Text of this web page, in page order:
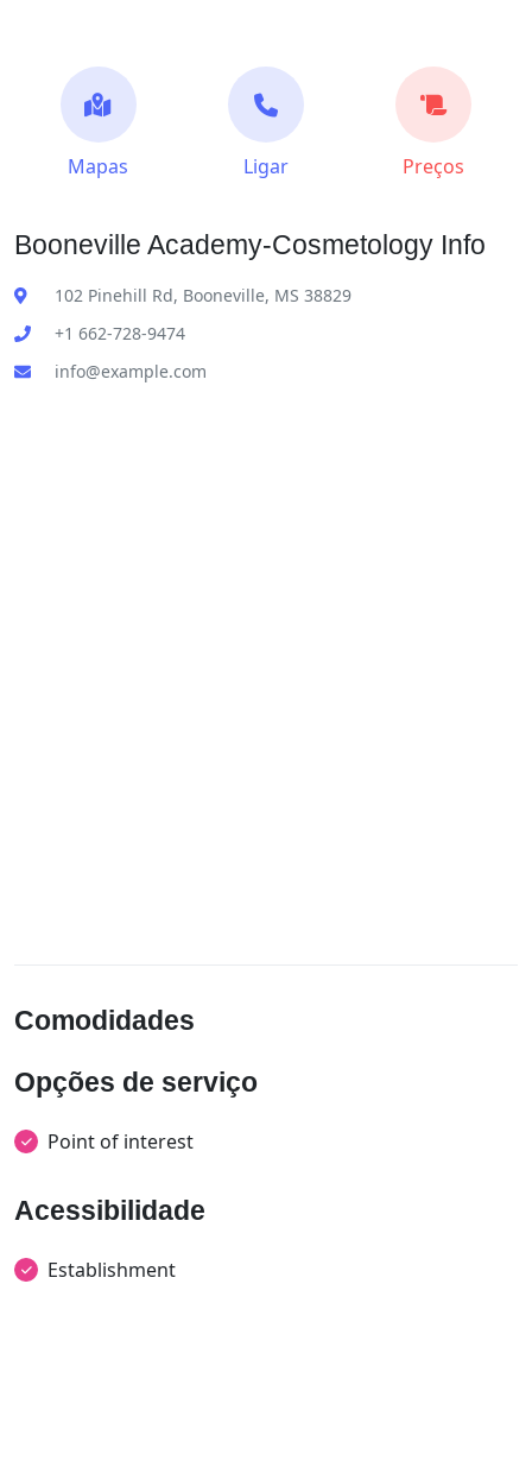
Mapas Ligar Preços
Booneville Academy-Cosmetology Info
102 Pinehill Rd, Booneville, MS 38829
+1 662-728-9474
info@example.com
Comodidades
Opções de serviço
Point of interest
Acessibilidade
Establishment